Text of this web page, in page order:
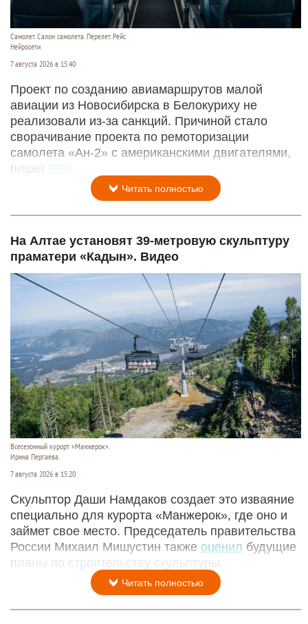
Самолет. Салон самолета. Перелет. Рейс
Нейросети
7 августа 2026 в 15:40
Проект по созданию авиамаршрутов малой
авиации из Новосибирска в Белокуриху не
реализовали из-за санкций. Причиной стало
сворачивание проекта по ремоторизации
самолета «Ан-2» с американскими двигателями,
пишет РБК
Читать полностью
На Алтае установят 39-метровую скульптуру
праматери «Кадын». Видео
Всесезонный курорт «Манжерок».
Ирина Пергаева.
7 августа 2026 в 15:20
Скульптор Даши Намдаков создает это изваяние
специально для курорта «Манжерок», где оно и
займет свое место. Председатель правительства
России Михаил Мишустин также оценил будущие
планы по строительству скульптуры.
Читать полностью